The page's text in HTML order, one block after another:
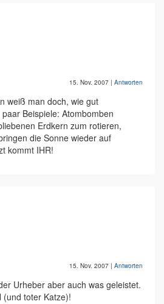
15. Nov. 2007 | Antworten
weiß man doch, wie gut
Beispiele: Atombomben
Erdkern zum rotieren,
die Sonne wieder auf
kommt IHR!
15. Nov. 2007 | Antworten
Urheber aber auch was geleistet.
(und toter Katze)!